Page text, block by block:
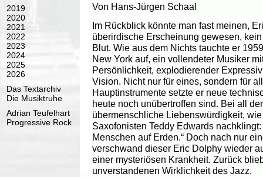
2019
2020
2021
2022
2023
2024
2025
2026
Das Textarchiv
Die Musiktruhe
Adrian Teufelhart
Progressive Rock
Von Hans-Jürgen Schaal
Im Rückblick könnte man fast meinen,
überirdische Erscheinung gewesen,
Blut. Wie aus dem Nichts tauchte er
New York auf, ein vollendeter Musiker
Persönlichkeit, explodierender
Vision. Nicht nur für eines, sondern für
Hauptinstrumente setzte er neue
heute noch unübertroffen sind. Bei all
übermenschliche Liebenswürdigkeit,
Saxofonisten Teddy Edwards
Menschen auf Erden.“ Doch nach nur
verschwand dieser Eric Dolphy wieder
einer mysteriösen Krankheit. Zurück
unverstandenen Wirklichkeit des Jazz.